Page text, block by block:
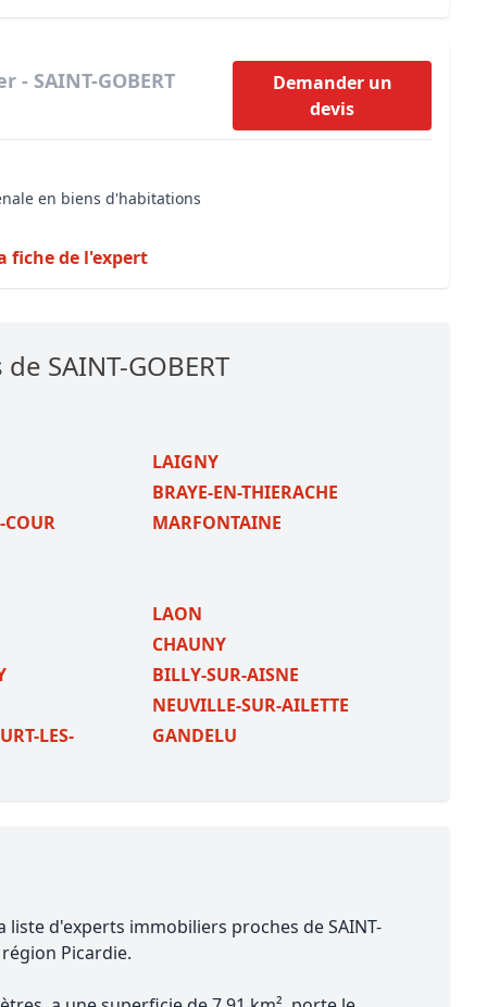
SAINT-GOBERT
Demander un
devis
en biens d'habitations
fiche de l'expert
SAINT-GOBERT
LAIGNY
BRAYE-EN-THIERACHE
MARFONTAINE
LAON
CHAUNY
BILLY-SUR-AISNE
NEUVILLE-SUR-AILETTE
LES-
GANDELU
d'experts immobiliers proches de SAINT-
Picardie.